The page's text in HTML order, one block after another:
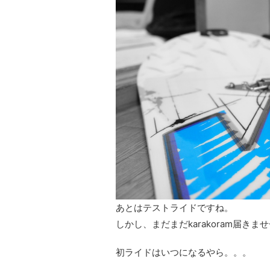
あとはテストライドですね。
しかし、まだまだkarakoram届きま
初ライドはいつになるやら。。。